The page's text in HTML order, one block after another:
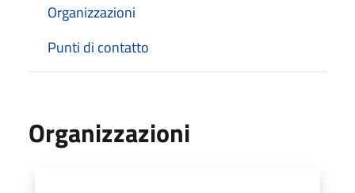
Organizzazioni
Punti di contatto
Organizzazioni